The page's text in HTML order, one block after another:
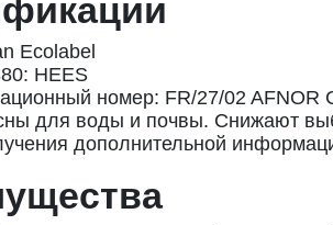
Ecolabel
HEES
номер: FR/27/02 AFNOR
для воды и почвы. Снижают
дополнительной